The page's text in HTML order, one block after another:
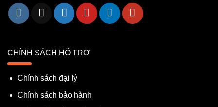
CHÍNH SÁCH HỖ TRỢ
Chính sách đại lý
Chính sách bảo hành